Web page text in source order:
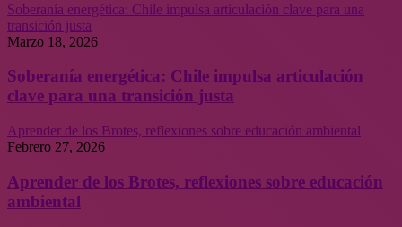
Soberanía energética: Chile impulsa articulación clave para una
transición justa
Marzo 18, 2026
Soberanía energética: Chile impulsa articulación
clave para una transición justa
Aprender de los Brotes, reflexiones sobre educación ambiental
Febrero 27, 2026
Aprender de los Brotes, reflexiones sobre educación
ambiental